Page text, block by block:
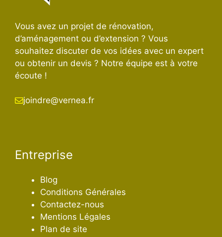
Vous avez un projet de rénovation,
d’aménagement ou d’extension ? Vous
souhaitez discuter de vos idées avec un expert
ou obtenir un devis ? Notre équipe est à votre
écoute !
joindre@vernea.fr
Entreprise
Blog
Conditions Générales
Contactez-nous
Mentions Légales
Plan de site